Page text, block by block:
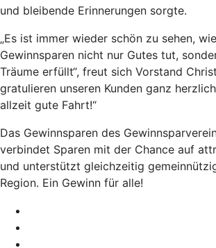
und bleibende Erinnerungen sorgte.
„Es ist immer wieder schön zu sehen,
Gewinnsparen nicht nur Gutes tut,
Träume erfüllt“, freut sich Vorstand
gratulieren unseren Kunden ganz
allzeit gute Fahrt!“
Das Gewinnsparen des
verbindet Sparen mit der Chance auf
und unterstützt gleichzeitig
Region. Ein Gewinn für alle!